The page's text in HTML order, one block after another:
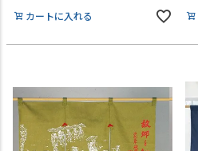
カートに入れる